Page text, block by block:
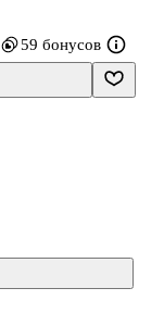
входит 5 лент
до насыщенного
м. Каждая лента
лент упако
59 бонусов